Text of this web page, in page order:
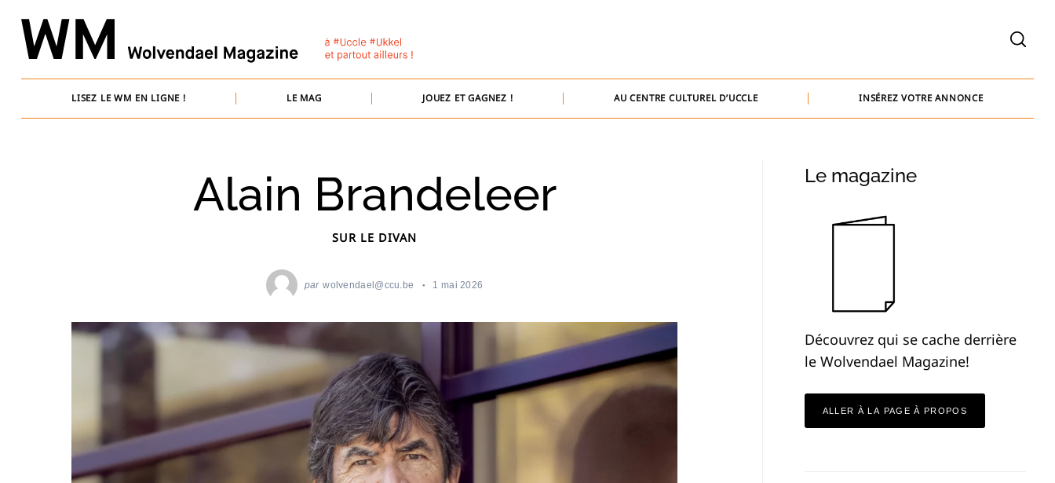
content
LISEZ LE WM EN LIGNE ! LE MAG JOUEZ ET GAGNEZ ! AU CENTRE CULTUREL D’UCCLE INSÉREZ VOTRE ANNONCE
welcome@baammedia.be
jennifer@baammedia.be
bernard@baammedia.be
jennifer@baammedia.be
Alain Brandeleer
SUR LE DIVAN
par wolvendael@ccu.be 1 mai 2026
Le magazine
Découvrez qui se cache derrière
le Wolvendael Magazine!
ALLER À LA PAGE À PROPOS